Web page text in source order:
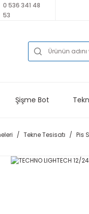
0 536 341 48
53
Şişme Bot
Tekne Tesisatı Pis